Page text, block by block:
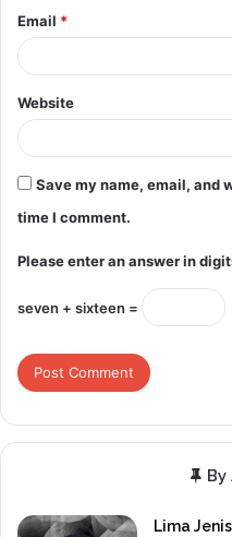
Email *
Website
Save my name, email, and
time I comment.
Please enter an answer in
seven + sixteen =
By
Lima